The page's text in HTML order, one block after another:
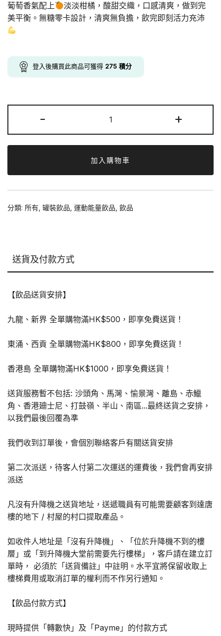
$310.00.$275.00.
葡萄香氣配上
淡淡柑橘，酸甜交織，口感清爽，做到完
美平衡。無糖零卡設計，清爽無負擔，飲完即刻活力充沛
登入後購買此商品可獲得 275 積分
-
魔
爪
超
越
酸
（紫
量
+
加入購物車
分類: 所有 罐裝飲品 運動能量飲品 飲品
送貨及付款方式
【飲品送貨安排】
九龍、新界 全單購物滿HK$500，即享免費送貨！
東涌、西貢 全單購物滿HK$800，即享免費送貨！
香港島 全單購物滿HK$1000，即享免費送貨！
送貨服務暫不包括: 沙頭角、馬灣、愉景灣、離島、赤鱲
角、香港廸士尼、打鼓嶺、半山、南區...最終送貨之安排，
以我們最後回覆為準
我們收到訂單後，會個別聯絡客戶有關送貨安排
第二次派送，待客人付第二次運送的運費後，我們會再安排
派送
凡沒有升降機之送貨地址，送遞職員有可能需要顧客到達唐
樓的地下 / 村屋的村口提取產品。
如收件人地址是「沒有升降機」、「位於升降機不到的樓
層」或「到升降機大堂前需要先行樓梯」，客戶請在建立訂
單時， 必須於「送貨備註」中註明。水平宜將保留收取上
樓梯費用或取消訂單的權利而不作另行通知。
【飲品付款方式】
現時提供「轉數快」及「Payme」的付款方式